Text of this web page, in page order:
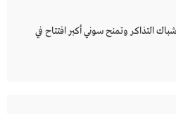
التذاكر وتمنح سوني أكبر افتتاح في